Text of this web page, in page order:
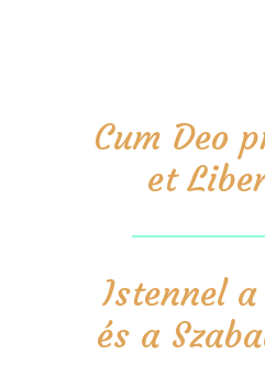
Cum Deo
et
Istennel
és a